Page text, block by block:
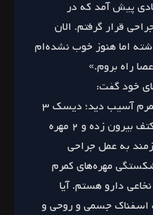
پیش آمد که در
قرار گرفتم. الان
اما هنوز خوب نشده‌ام
راه بروم.»
خود گفت:
«در طول بازجویی‌ها ۹ مهره کمرم آسیب دید؛ دیسک ۳
مهره گردن و ۴ مهره بین دو کتف بیرون زده و ۲ مهره
به عمل جراحی
مهره‌های کمرم
دارو هستم. آیا
اسفناک جسمی و روحی و